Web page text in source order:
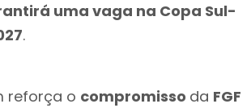
uma vaga na Copa Sul-
.
reforça o compromisso da FGF